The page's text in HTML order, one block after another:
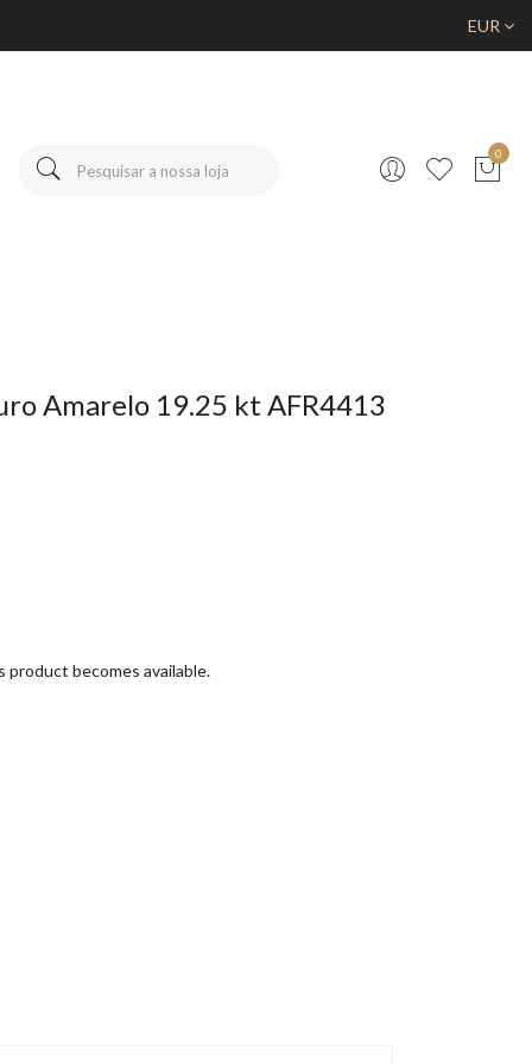
EUR
0
Amarelo 19.25 kt AFR4413
becomes available.